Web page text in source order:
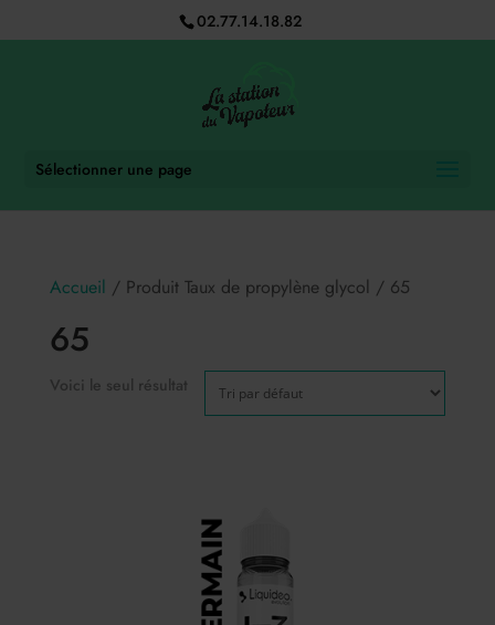
02.77.14.18.82
Sélectionner une page
Accueil / Produit Taux de propylène glycol / 65
65
Voici le seul résultat